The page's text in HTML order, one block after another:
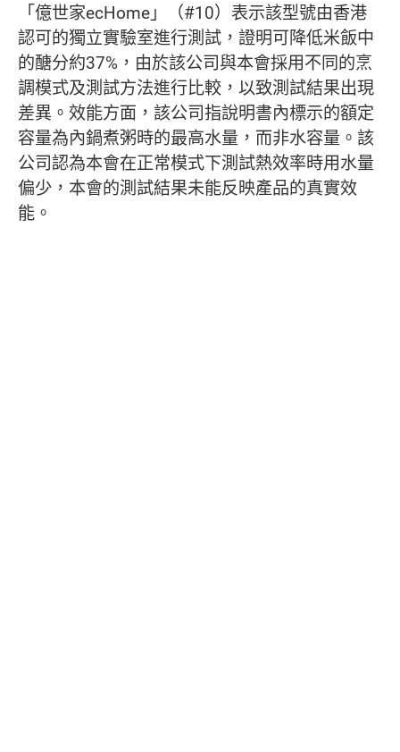
「億世家ecHome」（#10）表示該型號由香港
認可的獨立實驗室進行測試，證明可降低米飯中
的醣分約37%，由於該公司與本會採用不同的烹
調模式及測試方法進行比較，以致測試結果出現
差異。效能方面，該公司指說明書內標示的額定
容量為內鍋煮粥時的最高水量，而非水容量。該
公司認為本會在正常模式下測試熱效率時用水量
偏少，本會的測試結果未能反映產品的真實效
能。